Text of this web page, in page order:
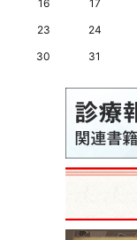
16
17
23
24
30
31